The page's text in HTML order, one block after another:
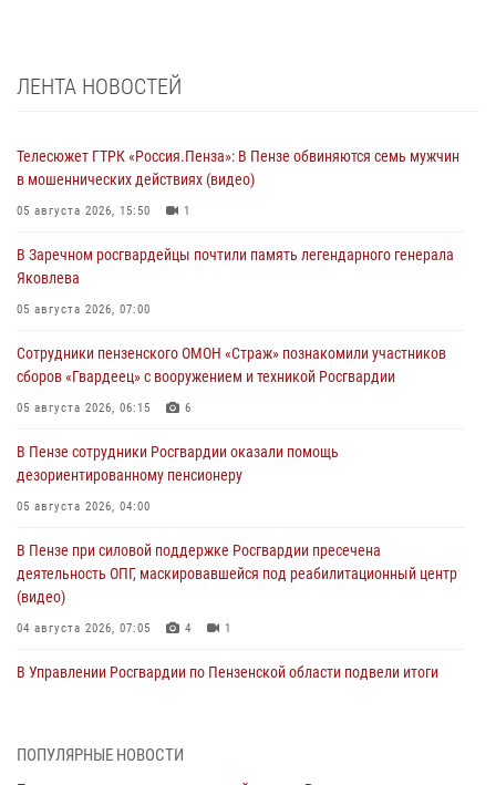
ЛЕНТА НОВОСТЕЙ
Телесюжет ГТРК «Россия.Пенза»: В Пензе обвиняются семь мужчин
в мошеннических действиях (видео)
05 августа 2026, 15:50 1
В Заречном росгвардейцы почтили память легендарного генерала
Яковлева
05 августа 2026, 07:00
Сотрудники пензенского ОМОН «Страж» познакомили участников
сборов «Гвардеец» с вооружением и техникой Росгвардии
05 августа 2026, 06:15 6
В Пензе сотрудники Росгвардии оказали помощь
дезориентированному пенсионеру
05 августа 2026, 04:00
В Пензе при силовой поддержке Росгвардии пресечена
деятельность ОПГ, маскировавшейся под реабилитационный центр
(видео)
04 августа 2026, 07:05 4 1
В Управлении Росгвардии по Пензенской области подвели итоги
ПОПУЛЯРНЫЕ НОВОСТИ